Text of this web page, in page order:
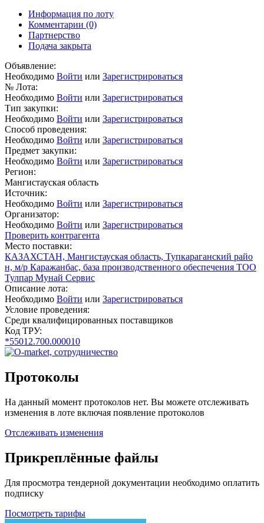
Информация по лоту
Комментарии (0)
Партнерство
Подача закрыта
Объявление:
Необходимо Войти или Зарегистрироваться
№ Лота:
Необходимо Войти или Зарегистрироваться
Тип закупки:
Необходимо Войти или Зарегистрироваться
Способ проведения:
Необходимо Войти или Зарегистрироваться
Предмет закупки:
Необходимо Войти или Зарегистрироваться
Регион:
Мангистауская область
Источник:
Необходимо Войти или Зарегистрироваться
Организатор:
Необходимо Войти или Зарегистрироваться
Проверить контрагента
Место поставки:
КАЗАХСТАН, Мангистауская область, Тупкараганский райо
н, м/р Каражанбас, база производственного обеспечения ТОО
Тулпар Мунай Сервис
Описание лота:
Необходимо Войти или Зарегистрироваться
Условие проведения:
Среди квалифицированных поставщиков
Код ТРУ:
*55012.700.000010
Протоколы
На данный момент протоколов нет. Вы можете отслеживать
изменения в лоте включая появление протоколов
Отслеживать изменения
Прикреплённые файлы
Для просмотра тендерной документации необходимо оплатить
подписку
Посмотреть тарифы